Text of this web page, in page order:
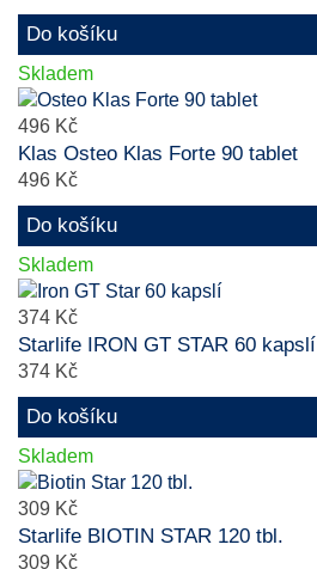
Do košíku
Skladem
496 Kč
Klas Osteo Klas Forte 90 tablet
496 Kč
Do košíku
Skladem
374 Kč
Starlife IRON GT STAR 60 kapslí
374 Kč
Do košíku
Skladem
309 Kč
Starlife BIOTIN STAR 120 tbl.
309 Kč